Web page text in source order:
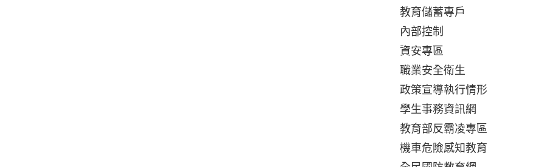
教育儲蓄專戶
內部控制
資安專區
職業安全衛生
政策宣導執行情形
學生事務資訊網
教育部反霸凌專區
機車危險感知教育